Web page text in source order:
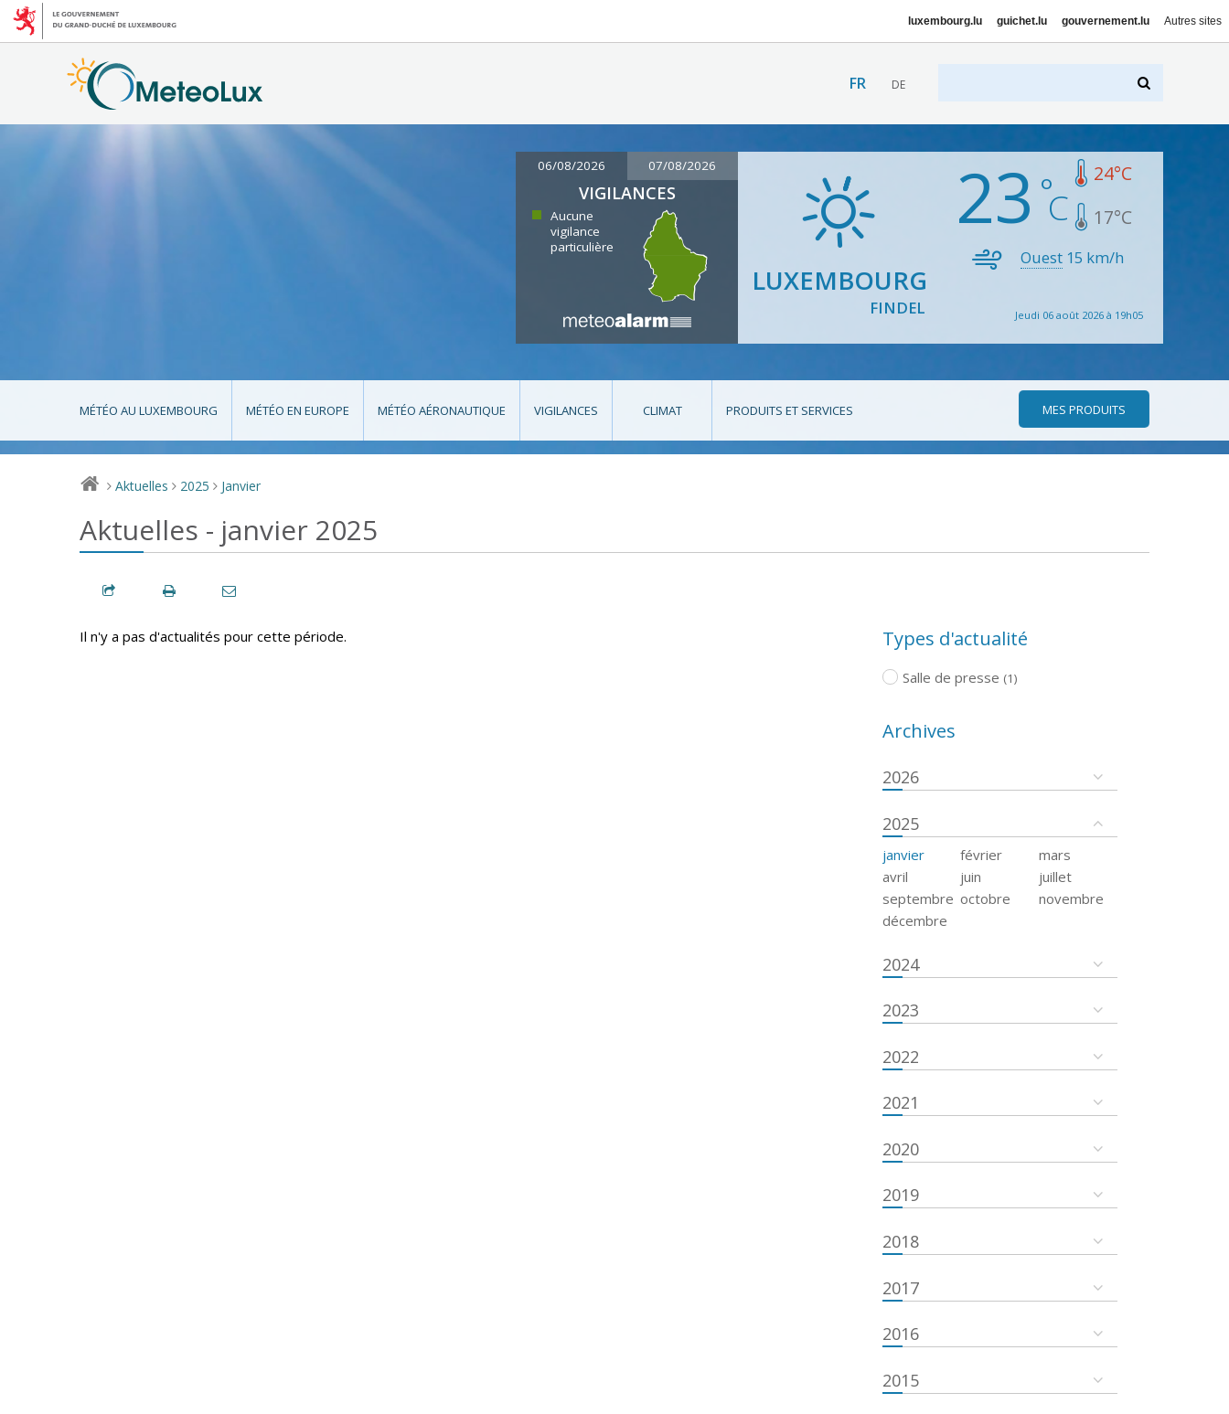
luxembourg.lu guichet.lu gouvernement.lu Autres sites
FR DE
06/08/2026 07/08/2026
VIGILANCES
Aucune
vigilance
particulière
LUXEMBOURG
FINDEL
23 24°C
17°C
Ouest 15 km/h
Jeudi 06 août 2026 à 19h05
MÉTÉO AU LUXEMBOURG MÉTÉO EN EUROPE MÉTÉO AÉRONAUTIQUE VIGILANCES CLIMAT PRODUITS ET SERVICES MES PRODUITS
> Aktuelles > 2025 > Janvier
Aktuelles - janvier 2025
Il n'y a pas d'actualités pour cette période. Types d'actualité
Salle de presse (1)
Archives
2026
2025
janvier février
mars
avril
juin
juillet
septembre octobre
novembre
décembre
2024
2023
2022
2021
2020
2019
2018
2017
2016
2015